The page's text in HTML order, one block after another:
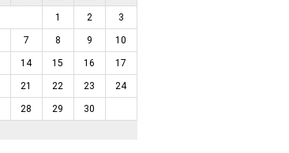
1 2 3
7 8 9 10
14 15 16 17
21 22 23 24
28 29 30